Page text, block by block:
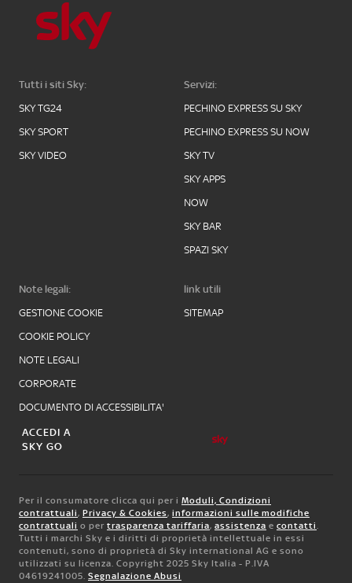
Tutti i siti Sky:
SKY TG24
SKY SPORT
SKY VIDEO
Servizi:
PECHINO EXPRESS SU SKY
PECHINO EXPRESS SU NOW
SKY TV
SKY APPS
NOW
SKY BAR
SPAZI SKY
Note legali:
GESTIONE COOKIE
COOKIE POLICY
NOTE LEGALI
CORPORATE
DOCUMENTO DI ACCESSIBILITA'
link utili
SITEMAP
ACCEDI A
SKY GO
Per il consumatore clicca qui per i Moduli, Condizioni
contrattuali, Privacy & Cookies, informazioni sulle modifiche
contrattuali o per trasparenza tariffaria, assistenza e contatti.
Tutti i marchi Sky e i diritti di proprietà intellettuale in essi
contenuti, sono di proprietà di Sky international AG e sono
utilizzati su licenza. Copyright 2025 Sky Italia - P.IVA
04619241005. Segnalazione Abusi